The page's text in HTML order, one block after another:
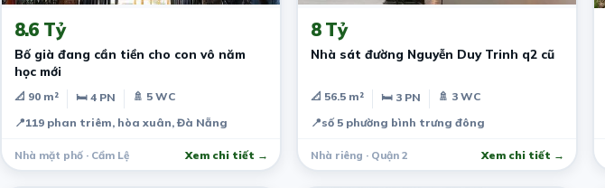
8.6 Tỷ
Bố già đang cần tiền cho con vô năm
học mới
📐 90 m² 🛏 4 PN
🚿 5 WC
📍119 phan triêm, hòa xuân, Đà Nẵng
Nhà mặt phố · Cẩm Lệ Xem chi tiết →
8 Tỷ
Nhà sát đường Nguyễn Duy Trinh q2 cũ
📐 56.5 m² 🛏 3 PN
🚿 3 WC
📍số 5 phường bình trưng đông
Nhà riêng · Quận 2 Xem chi tiết →